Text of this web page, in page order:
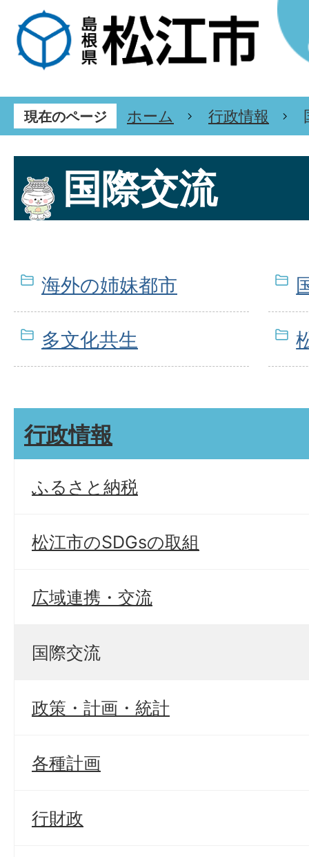
現在のページ ホーム 行政情報
国際交流
海外の姉妹都市
多文化共生
行政情報
ふるさと納税
松江市のSDGsの取組
広域連携・交流
国際交流
政策・計画・統計
各種計画
行財政